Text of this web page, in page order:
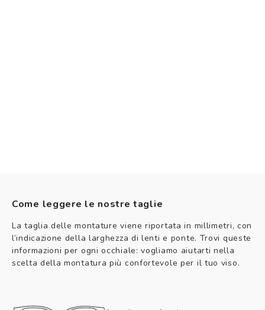
Come leggere le nostre taglie
La taglia delle montature viene riportata in millimetri, con
l’indicazione della larghezza di lenti e ponte. Trovi queste
informazioni per ogni occhiale: vogliamo aiutarti nella
scelta della montatura più confortevole per il tuo viso.